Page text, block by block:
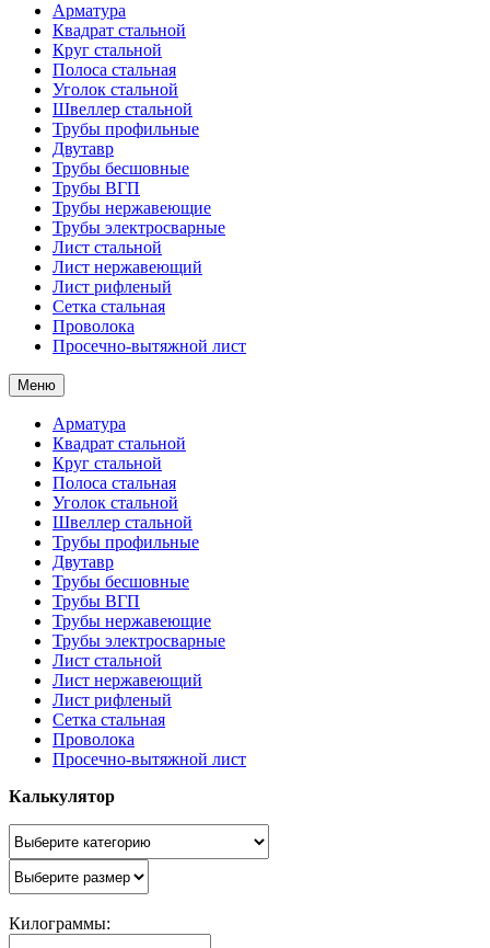
Арматура
Квадрат стальной
Круг стальной
Полоса стальная
Уголок стальной
Швеллер стальной
Трубы профильные
Двутавр
Трубы бесшовные
Трубы ВГП
Трубы нержавеющие
Трубы электросварные
Лист стальной
Лист нержавеющий
Лист рифленый
Сетка стальная
Проволока
Просечно-вытяжной лист
Меню
Арматура
Квадрат стальной
Круг стальной
Полоса стальная
Уголок стальной
Швеллер стальной
Трубы профильные
Двутавр
Трубы бесшовные
Трубы ВГП
Трубы нержавеющие
Трубы электросварные
Лист стальной
Лист нержавеющий
Лист рифленый
Сетка стальная
Проволока
Просечно-вытяжной лист
Калькулятор
Килограммы: